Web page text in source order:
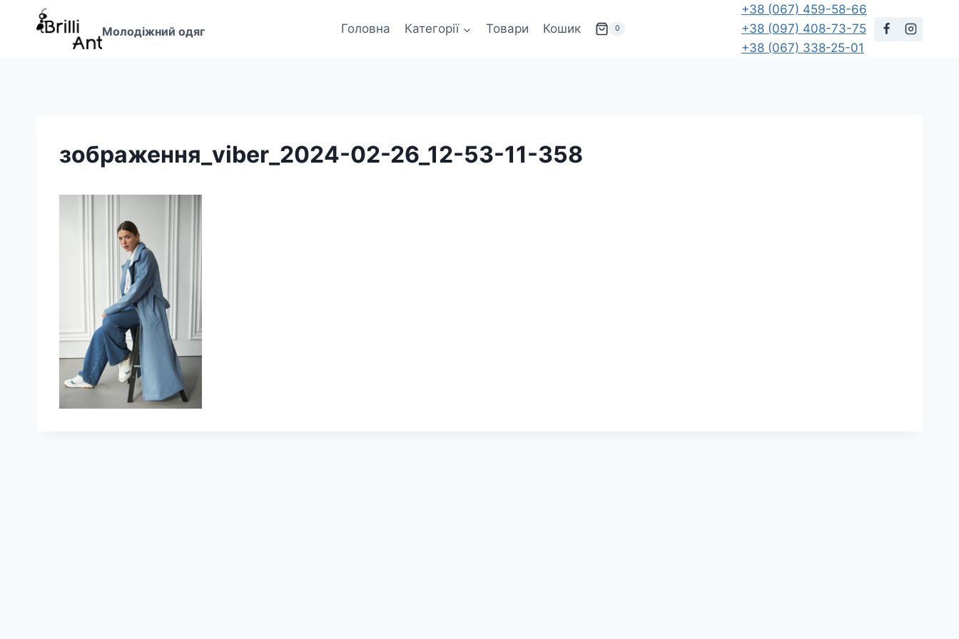
Перейти
Молодіжний одяг Головна Категорії Товари Кошик 0
+38 (067) 459-58-66
+38 (097) 408-73-75
+38 (067) 338-25-01
зображення_viber_2024-02-26_12-53-11-358